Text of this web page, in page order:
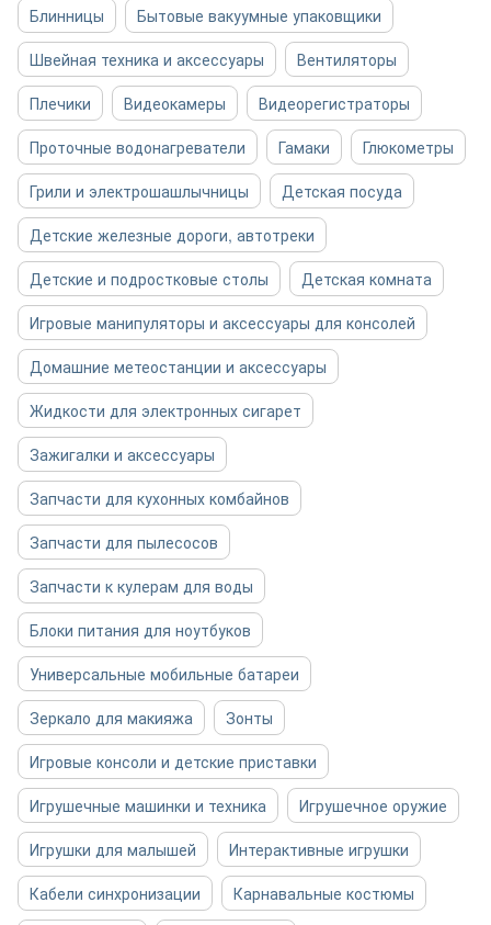
Блинницы
Бытовые вакуумные упаковщики
Швейная техника и аксессуары
Вентиляторы
Плечики
Видеокамеры
Видеорегистраторы
Проточные водонагреватели
Гамаки
Глюкометры
Грили и электрошашлычницы
Детская посуда
Детские железные дороги, автотреки
Детские и подростковые столы
Детская комната
Игровые манипуляторы и аксессуары для консолей
Домашние метеостанции и аксессуары
Жидкости для электронных сигарет
Зажигалки и аксессуары
Запчасти для кухонных комбайнов
Запчасти для пылесосов
Запчасти к кулерам для воды
Блоки питания для ноутбуков
Универсальные мобильные батареи
Зеркало для макияжа
Зонты
Игровые консоли и детские приставки
Игрушечные машинки и техника
Игрушечное оружие
Игрушки для малышей
Интерактивные игрушки
Кабели синхронизации
Карнавальные костюмы